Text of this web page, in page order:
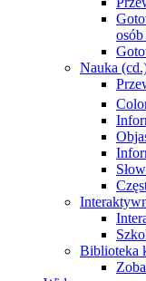
Nauka
Biblioteka